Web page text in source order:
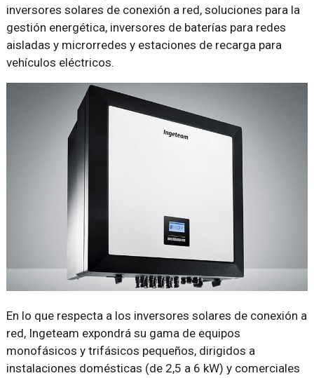
inversores solares de conexión a red, soluciones para la
gestión energética, inversores de baterías para redes
aisladas y microrredes y estaciones de recarga para
vehículos eléctricos.
En lo que respecta a los inversores solares de conexión a
red, Ingeteam expondrá su gama de equipos
monofásicos y trifásicos pequeños, dirigidos a
instalaciones domésticas (de 2,5 a 6 kW) y comerciales